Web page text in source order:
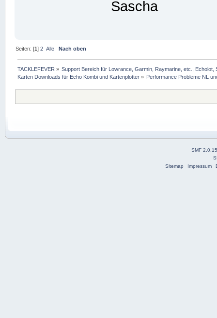
Sascha
Seiten: [1]2 Alle Nach oben
TACKLEFEVER » Support Bereich für Lowrance, Garmin, Raymarine, etc.,
Karten Downloads für Echo Kombi und Kartenplotter » Performance Probleme NL
SMF 2.0.15
Sitemap
Impressum